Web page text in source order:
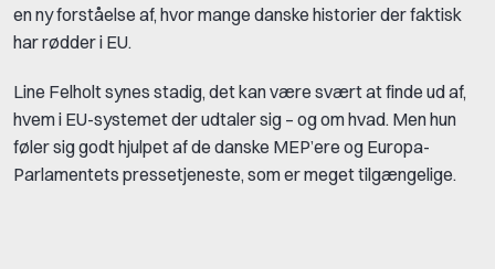
en ny forståelse af, hvor mange danske historier der faktisk
har rødder i EU.
Line Felholt synes stadig, det kan være svært at finde ud af,
hvem i EU-systemet der udtaler sig – og om hvad. Men hun
føler sig godt hjulpet af de danske MEP’ere og Europa-
Parlamentets pressetjeneste, som er meget tilgængelige.